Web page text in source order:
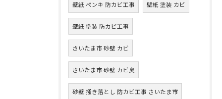
壁紙 ペンキ 防カビ工事 壁紙 塗装 カビ
壁紙 塗装 防カビ工事
さいたま市 砂壁 カビ
さいたま市 砂壁 カビ臭
砂壁 掻き落とし 防カビ工事 さいたま市